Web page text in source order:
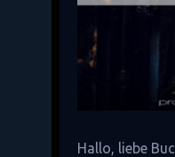
Hallo, liebe